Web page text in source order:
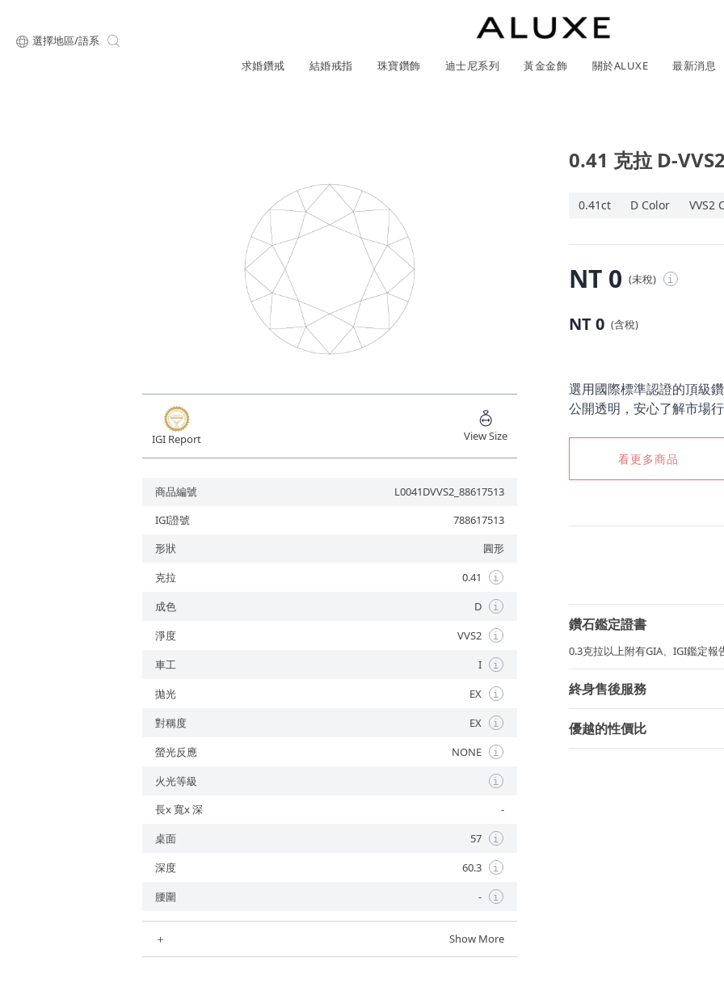
選擇地區/語系
求婚鑽戒
結婚戒指 珠寶鑽飾 迪士尼系列 黃金金飾 關於ALUXE 最新消息
經典單鑽
ALL 求婚鑽戒 迪士尼系列鑽戒
ALUXE All 結婚對戒
ALL 結婚戒指
GIA鑽石耳環
ALL 珠寶鑽飾
小熊維尼系列 冰雪奇緣系列
黃金戒指
服務體驗
限時優惠
祖母綠形
雷地恩形
ALUXE嚴選鑽石
鑽石知識4C
IGI Report View Size
商品編號
L0041DVVS2_88617513
IGI證號
788617513
形狀
圓形
克拉
0.41 i
成色 D i
淨度 VVS2 i
車工 I i
拋光 EX i
對稱度 EX i
螢光反應 NONE i
火光等級 i
長x 寬x 深
-
桌面
57 i
深度 60.3 i
腰圍 - i
＋ Show More
0.41 克拉 D-
0.41ct D Color VVS2
NT 0 (未稅) i
NT 0 (含稅)
選用國際標準認證的頂級
公開透明，安心了解市場
看更多商品
鑽石鑑定證書
0.3克拉以上附有GIA、IGI鑑定
終身售後服務
優越的性價比